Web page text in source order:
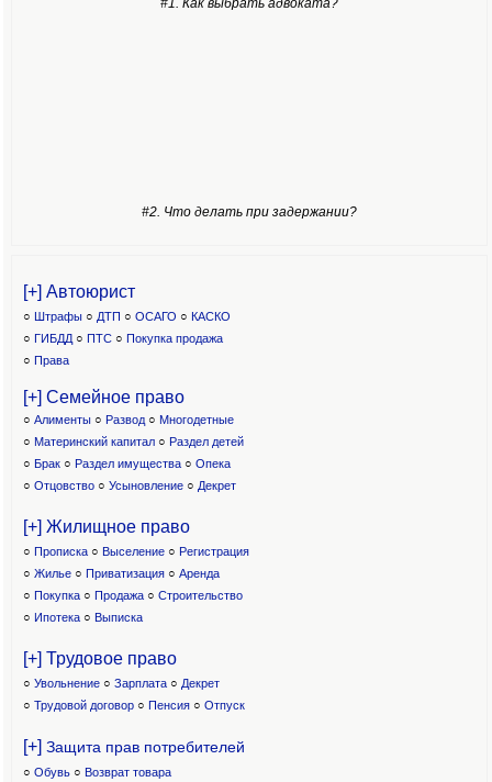
#2. Что делать при задержании?
[+] Автоюрист
○ Штрафы ○ ДТП ○ ОСАГО ○ КАСКО
○ ГИБДД ○ ПТС ○ Покупка продажа
○ Права
[+] Семейное право
○ Алименты ○ Развод ○ Многодетные
○ Материнский капитал○ Раздел детей
○ Брак ○ Раздел имущества ○ Опека
○ Отцовство○ Усыновление ○ Декрет
[+] Жилищное право
○ Прописка ○ Выселение ○ Регистрация
○ Жилье ○ Приватизация ○ Аренда
○ Покупка ○ Продажа ○ Строительство
○ Ипотека ○ Выписка
[+] Трудовое право
○ Увольнение ○ Зарплата ○ Декрет
○ Трудовой договор ○ Пенсия ○ Отпуск
[+] Защита прав потребителей
○ Обувь ○ Возврат товара